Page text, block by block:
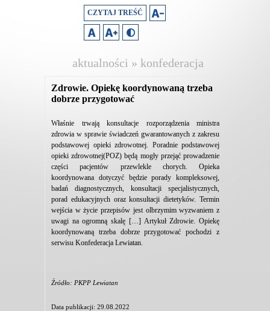
CZYTAJ TREŚĆ
aktualności » konfederacja
Zdrowie. Opiekę koordynowaną trzeba
dobrze przygotować
Właśnie trwają konsultacje rozporządzenia ministra
zdrowia w sprawie świadczeń gwarantowanych z zakresu
podstawowej opieki zdrowotnej. Poradnie podstawowej
opieki zdrowotnej(POZ) będą mogły przejąć prowadzenie
części pacjentów przewlekle chorych. Opieka
koordynowana dotyczyć będzie porady kompleksowej,
badań diagnostycznych, konsultacji specjalistycznych,
porad edukacyjnych oraz konsultacji dietetyków. Termin
wejścia w życie przepisów jest olbrzymim wyzwaniem z
uwagi na ogromną skalę […] Artykuł Zdrowie. Opiekę
koordynowaną trzeba dobrze przygotować pochodzi z
serwisu Konfederacja Lewiatan.
Źródło: PKPP Lewiatan
Data publikacji: 29.08.2022